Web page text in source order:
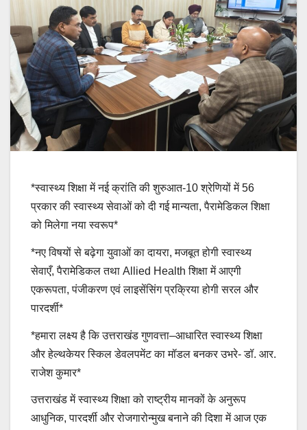
*स्वास्थ्य शिक्षा में नई क्रांति की शुरुआत-10 श्रेणियों में 56
प्रकार की स्वास्थ्य सेवाओं को दी गई मान्यता, पैरामेडिकल शिक्षा
को मिलेगा नया स्वरूप*
*नए विषयों से बढ़ेगा युवाओं का दायरा, मजबूत होगी स्वास्थ्य
सेवाएँ, पैरामेडिकल तथा Allied Health शिक्षा में आएगी
एकरूपता, पंजीकरण एवं लाइसेंसिंग प्रक्रिया होगी सरल और
पारदर्शी*
*हमारा लक्ष्य है कि उत्तराखंड गुणवत्ता–आधारित स्वास्थ्य शिक्षा
और हेल्थकेयर स्किल डेवलपमेंट का मॉडल बनकर उभरे- डॉ. आर.
राजेश कुमार*
उत्तराखंड में स्वास्थ्य शिक्षा को राष्ट्रीय मानकों के अनुरूप
आधुनिक, पारदर्शी और रोजगारोन्मुख बनाने की दिशा में आज एक